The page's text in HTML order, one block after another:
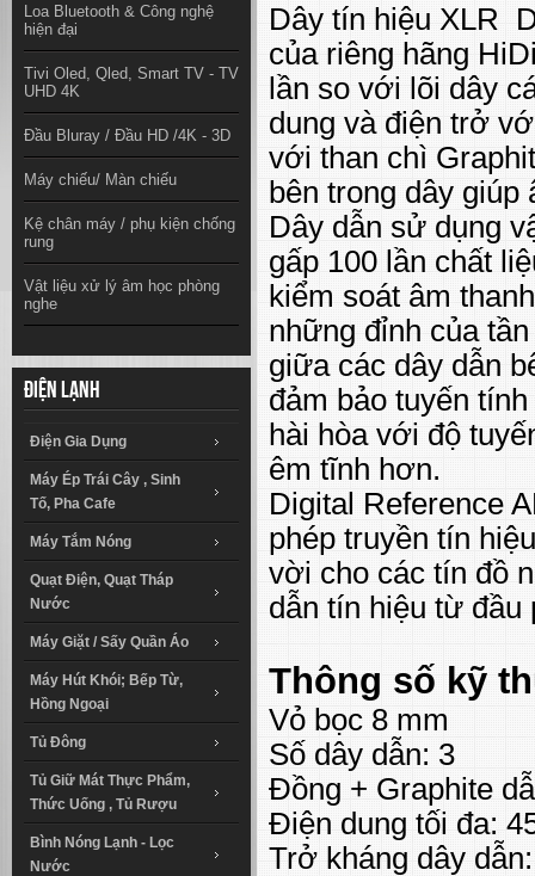
Loa Bluetooth & Công nghệ
hiện đại
Tivi Oled, Qled, Smart TV - TV
UHD 4K
Đầu Bluray / Đầu HD /4K - 3D
Máy chiếu/ Màn chiếu
Kệ chân máy / phụ kiện chống
rung
Vật liệu xử lý âm học phòng
nghe
Điện lạnh
Điện Gia Dụng
Máy Ép Trái Cây , Sinh
Tố, Pha Cafe
Máy Tắm Nóng
Quạt Điện, Quạt Tháp
Nước
Máy Giặt / Sấy Quần Áo
Máy Hút Khói; Bếp Từ,
Hồng Ngoại
Tủ Đông
Tủ Giữ Mát Thực Phẩm,
Thức Uống , Tủ Rượu
Bình Nóng Lạnh - Lọc
Nước
Dây tín hiệu XLR
của riêng hãng
lần so với lõi dây
dung và điện trở
với than chì
bên trong dây
Dây dẫn sử dụng
gấp 100 lần chất
kiểm soát âm
những đỉnh của
giữa các dây dẫn
đảm bảo tuyến
hài hòa với độ
êm tĩnh hơn.
Digital Reference
phép truyền tín
vời cho các tín đồ
dẫn tín hiệu từ đầu
Thông số kỹ
Vỏ bọc 8 mm
Số dây dẫn: 3
Đồng + Graphite
Điện dung tối đa:
Trở kháng dây